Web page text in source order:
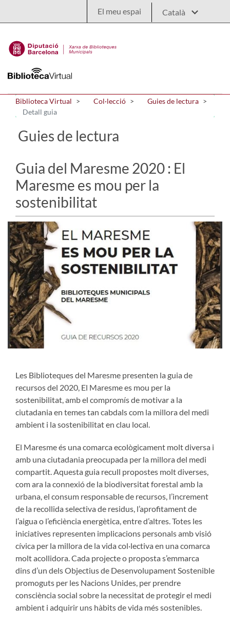
El meu espai
Biblioteca Virtual Col·lecció
Guies de lectura
Detall guia
Guies de lectura
Guia del Maresme 2020 : El
Maresme es mou per la
sostenibilitat
Les Biblioteques del Maresme presenten la guia de
recursos del 2020, El Maresme es mou per la
sostenibilitat, amb el compromís de motivar a la
ciutadania en temes tan cabdals com la millora del medi
ambient i la sostenibilitat en clau local.
El Maresme és una comarca ecològicament molt diversa i
amb una ciutadania preocupada per la millora del medi
compartit. Aquesta guia recull propostes molt diverses,
com ara la connexió de la biodiversitat forestal amb la
urbana, el consum responsable de recursos, l’increment
de la recollida selectiva de residus, l’aprofitament de
l’aigua o l’eficiència energètica, entre d’altres. Totes les
iniciatives representen implicacions personals amb visió
cívica per la millora de la vida col·lectiva en una comarca
molt acollidora. Cada projecte o proposta s’emmarca
dins d’un dels Objectius de Desenvolupament Sostenible
promoguts per les Nacions Unides, per prendre
consciència social sobre la necessitat de protegir el medi
ambient i adquirir uns hàbits de vida més sostenibles.